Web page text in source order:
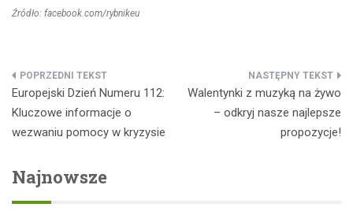
Źródło: facebook.com/rybnikeu
Nawigacja
wpisu
Europejski Dzień Numeru 112:
Kluczowe informacje o
wezwaniu pomocy w kryzysie
Walentynki z muzyką na żywo
– odkryj nasze najlepsze
propozycje!
Najnowsze